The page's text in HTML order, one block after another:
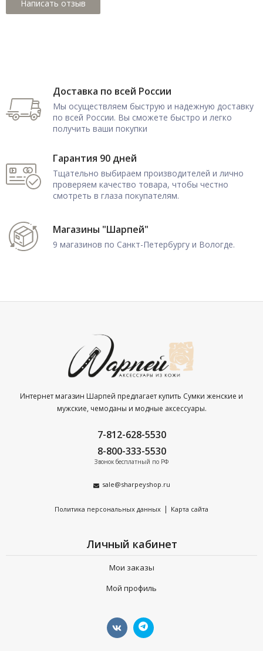
Доставка по всей России
Мы осуществляем быструю и надежную доставку
по всей России. Вы сможете быстро и легко
получить ваши покупки
Гарантия 90 дней
Тщательно выбираем производителей и лично
проверяем качество товара, чтобы честно
смотреть в глаза покупателям.
Магазины "Шарпей"
9 магазинов по Санкт-Петербургу и Вологде.
Интернет магазин Шарпей предлагает купить Сумки женские и
мужские, чемоданы и модные аксессуары.
7-812-628-5530
8-800-333-5530
Звонок бесплатный по РФ
sale@sharpeyshop.ru
Политика персональных данных | Карта сайта
Личный кабинет
Мои заказы
Мой профиль